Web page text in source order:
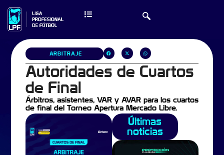
ARBITRAJE
Autoridades de Cuartos
de Final
Árbitros, asistentes, VAR y AVAR para los cuartos
de final del Torneo Apertura Mercado Libre.
Últimas
noticias